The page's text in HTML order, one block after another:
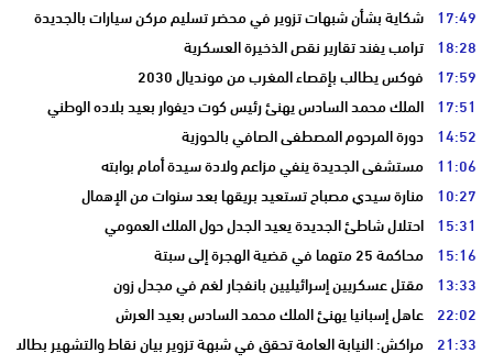
17:49 شكاية بشأن شبهات تزوير في محضر تسليم مركن سيارات بالجديدة
18:28 ترامب يفند تقارير نقص الذخيرة العسكرية
17:59 فوكس يطالب بإقصاء المغرب من مونديال 2030
17:51 الملك محمد السادس يهنئ رئيس كوت ديفوار بعيد بلاده الوطني
14:52 دورة المرحوم المصطفى الصافي بالحوزية
11:06 مستشفى الجديدة ينفي مزاعم ولادة سيدة أمام بوابته
10:27 منارة سيدي مصباح تستعيد بريقها بعد سنوات من الإهمال
15:31 احتلال شاطئ الجديدة يعيد الجدل حول الملك العمومي
15:16 محاكمة 25 متهما في قضية الهجرة إلى سبتة
13:33 مقتل عسكريين إسرائيليين بانفجار لغم في مجدل زون
22:02 عاهل إسبانيا يهنئ الملك محمد السادس بعيد العرش
21:33 مراكش: النيابة العامة تحقق في شبهة تزوير بيان نقاط والتشهير بطالب